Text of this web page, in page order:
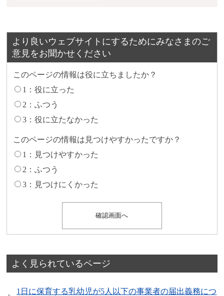
より良いウェブサイトにするためにみなさまのご
意見をお聞かせください
このページの情報は役に立ちましたか？
1：役に立った
2：ふつう
3：役に立たなかった
このページの情報は見つけやすかったですか？
1：見つけやすかった
2：ふつう
3：見つけにくかった
よく見られているページ
1日に保育する乳幼児が5人以下の事業者の届出義務につ